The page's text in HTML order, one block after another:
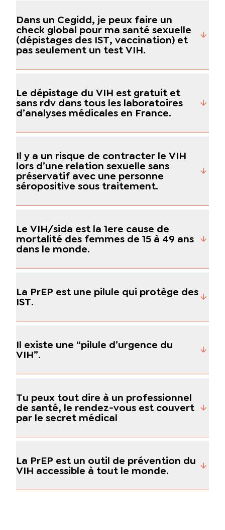
Dans un Cegidd, je peux faire un
check global pour ma santé sexuelle
(dépistages des IST, vaccination) et
pas seulement un test VIH.
Le dépistage du VIH est gratuit et
sans rdv dans tous les laboratoires
d’analyses médicales en France.
Il y a un risque de contracter le VIH
lors d’une relation sexuelle sans
préservatif avec une personne
séropositive sous traitement.
Le VIH/sida est la 1ere cause de
mortalité des femmes de 15 à 49 ans
dans le monde.
La PrEP est une pilule qui protège des
IST.
Il existe une “pilule d’urgence du
VIH”.
Tu peux tout dire à un professionnel
de santé, le rendez-vous est couvert
par le secret médical
La PrEP est un outil de prévention du
VIH accessible à tout le monde.